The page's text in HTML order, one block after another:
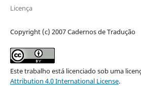
Licença
Copyright (c) 2007 Cadernos de Tradução
Este trabalho está licenciado sob uma
Attribution 4.0 International License.